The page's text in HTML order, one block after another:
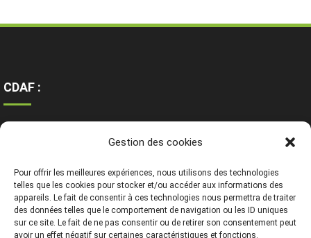
Gestion des cookies
Pour offrir les meilleures expériences, nous utilisons des technologies
telles que les cookies pour stocker et/ou accéder aux informations des
appareils. Le fait de consentir à ces technologies nous permettra de traiter
des données telles que le comportement de navigation ou les ID uniques
sur ce site. Le fait de ne pas consentir ou de retirer son consentement peut
avoir un effet négatif sur certaines caractéristiques et fonctions.
CDAF :
Mentions légales